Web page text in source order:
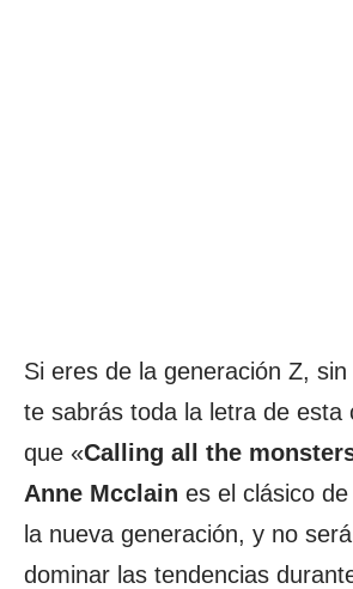
Si eres de la generación Z,
te sabrás toda la letra de esta
que «Calling all the
Anne Mcclain es el clásico
la nueva generación, y no
dominar las tendencias